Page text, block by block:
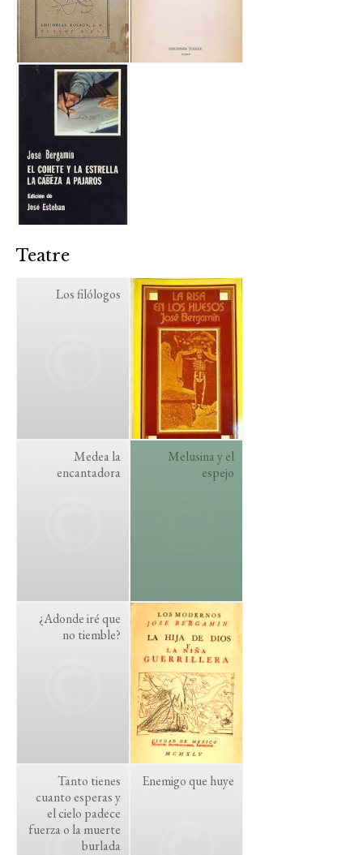
Teatre
Los filólogos
Medea la
encantadora
Melusina y el
espejo
¿Adonde iré que
no tiemble?
Tanto tienes
cuanto esperas y
el cielo padece
fuerza o la muerte
burlada
Enemigo que huye